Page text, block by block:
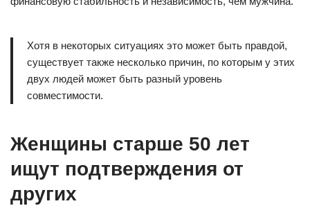
Хотя в некоторых ситуациях это может быть правдой,
существует также несколько причин, по которым у этих
двух людей может быть разный уровень
совместимости.
Женщины старше 50 лет
ищут подтверждения от
других